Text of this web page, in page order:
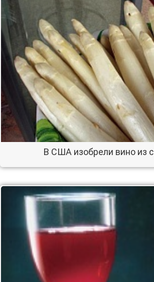
В США изобрели вино из